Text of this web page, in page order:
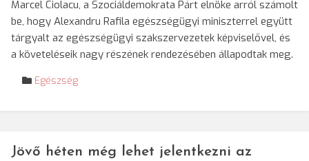
Marcel Ciolacu, a Szociáldemokrata Párt elnöke arról számolt
be, hogy Alexandru Rafila egészségügyi miniszterrel együtt
tárgyalt az egészségügyi szakszervezetek képviselővel, és
a követeléseik nagy részének rendezésében állapodtak meg.
Egészség
Jövő héten még lehet jelentkezni az